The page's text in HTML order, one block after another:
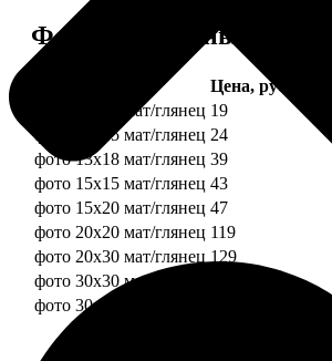
Форматы и цены
Цена, руб.
фото 10х10 мат/глянец 19
фото 10х15 мат/глянец 24
фото 13х18 мат/глянец 39
фото 15х15 мат/глянец 43
фото 15х20 мат/глянец 47
фото 20х20 мат/глянец 119
фото 20х30 мат/глянец 129
фото 30х30 мат/глянец
фото 30х40 мат/глянец